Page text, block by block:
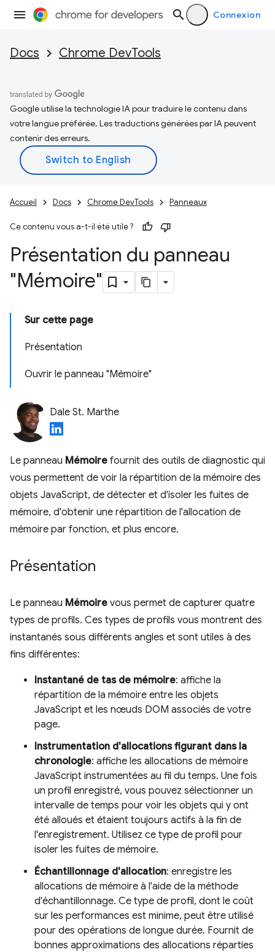
Connexion
Docs Chrome DevTools
Google utilise la technologie IA pour traduire le contenu dans
votre langue préférée. Les traductions générées par IA peuvent
contenir des erreurs.
Accueil Docs Chrome DevTools Panneaux
Ce contenu vous a-t-il été utile ?
Présentation du panneau
"Mémoire"
Sur cette page
Présentation
Ouvrir le panneau "Mémoire"
Dale St. Marthe
Le panneau Mémoire fournit des outils de diagnostic qui
vous permettent de voir la répartition de la mémoire des
objets JavaScript, de détecter et d'isoler les fuites de
mémoire, d'obtenir une répartition de l'allocation de
mémoire par fonction, et plus encore.
Présentation
Le panneau Mémoire vous permet de capturer quatre
types de profils. Ces types de profils vous montrent des
instantanés sous différents angles et sont utiles à des
fins différentes:
Instantané de tas de mémoire: affiche la
répartition de la mémoire entre les objets
JavaScript et les nœuds DOM associés de votre
page.
Instrumentation d'allocations figurant dans la
chronologie: affiche les allocations de mémoire
JavaScript instrumentées au fil du temps. Une fois
un profil enregistré, vous pouvez sélectionner un
intervalle de temps pour voir les objets qui y ont
été alloués et étaient toujours actifs à la fin de
l'enregistrement. Utilisez ce type de profil pour
isoler les fuites de mémoire.
Échantillonnage d'allocation: enregistre les
allocations de mémoire à l'aide de la méthode
d'échantillonnage. Ce type de profil, dont le coût
sur les performances est minime, peut être utilisé
pour des opérations de longue durée. Fournit de
bonnes approximations des allocations réparties